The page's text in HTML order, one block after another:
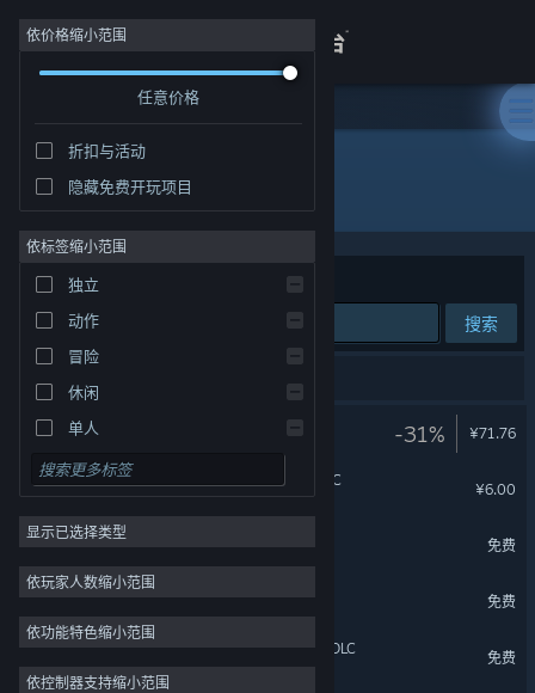
登录
关于
客服
依价格缩小范围
任意价格
折扣与活动
隐藏免费开玩项目
依标签缩小范围
独立
动作
冒险
休闲
单人
模拟
角色扮演
策略
2D
3D
免费开玩
显示已选择类型
依玩家人数缩小范围
依功能特色缩小范围
依控制器支持缩小范围
开发者: Seed Sparkle Lab
排序依据 相关性
搜索
6 个匹配的搜索结果。
-31% ¥71.76
星砂岛 林间小筑系列家具DLC
¥6.00
免费
免费
星砂岛 春节国风家具和服装DLC
免费